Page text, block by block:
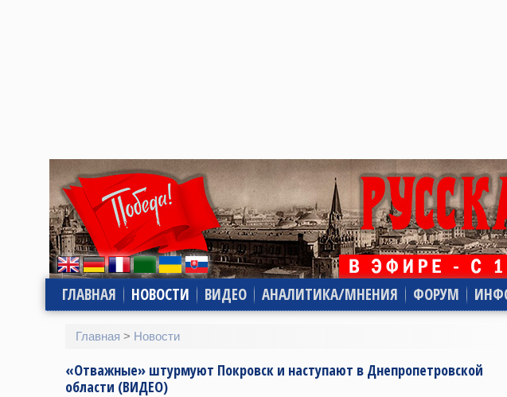
ГЛАВНАЯ НОВОСТИ ВИДЕО АНАЛИТИКА/МНЕНИЯ ФОРУМ
Главная > Новости
«Отважные» штурмуют Покровск и наступают в Днепропетровской
области (ВИДЕО)